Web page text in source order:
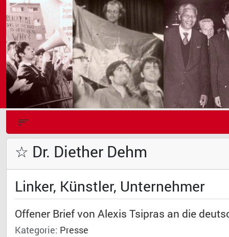
☆ Dr. Diether Dehm
Linker, Künstler, Unternehmer
Offener Brief von Alexis Tsipras an die
Kategorie: Presse